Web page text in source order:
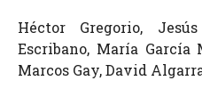
Héctor Gregorio,
Escribano, María García
Marcos Gay, David